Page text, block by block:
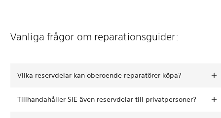
Vanliga frågor om reparationsguider:
Vilka reservdelar kan oberoende reparatörer köpa?
Tillhandahåller SIE även reservdelar till privatpersoner?